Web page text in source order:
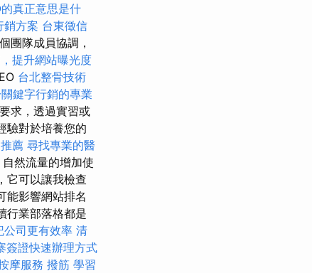
的真正意思是什
銷方案 台東徵信
團隊成員協調，
提升網站曝光度
台北整骨技術
鍵字行銷的專業
求，透過實習或
驗對於培養您的
薦 尋找專業的醫
然流量的增加使
它可以讓我檢查
能影響網站排名
行業部落格都是
公司更有效率 清
簽證快速辦理方式
摩服務 撥筋 學習